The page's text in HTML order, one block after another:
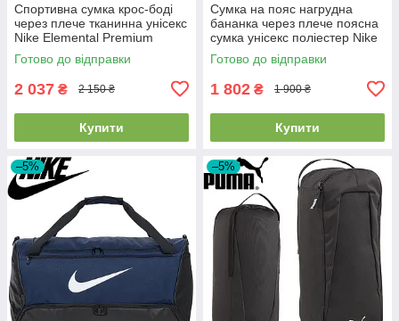
Спортивна сумка крос-боді
через плече тканинна унісекс
Nike Elemental Premium
Shoulder Bag 4L чорна
Готово до відправки
2 037 ₴ 2 150 ₴
Купити
Сумка на пояс нагрудна
бананка через плече поясна
сумка унісекс поліестер Nike
Heritage Waistpack сіра
Готово до відправки
1 802 ₴ 1 900 ₴
Купити
–5% –5%